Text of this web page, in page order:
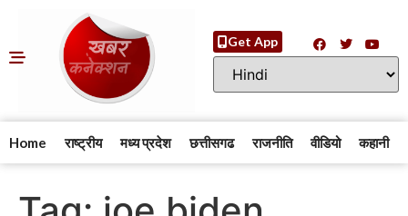
Get App
Home राष्ट्रीय मध्य प्रदेश छत्तीसगढ राजनीति वीडियो कहानी